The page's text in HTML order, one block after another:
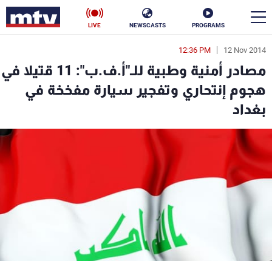
PROGRAMS
NEWSCASTS
LIVE
12 Nov 2014
12:36 PM
مصادر أمنية وطبية للـ"أ.ف.ب": 11 قتيلا في
هجوم إنتحاري وتفجير سيارة مفخخة في
بغداد
en
الأخبار
سياسة
إقتصاد
منوعات
كأس العالم
البرامج